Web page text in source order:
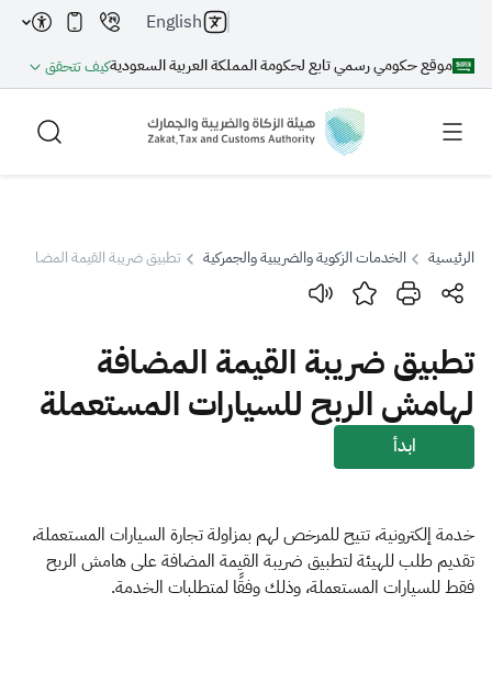
موقع حكومي رسمي تابع لحكومة المملكة العربية السعوديةكيف تتحقق
English
بحث
بحث بحث AI
اقتراحات
الإقرار الضريبي
التصرفات العقارية
الرئيسية الخدمات الزكوية والضريبية والجمركية تطبيق ضريبة القيمة المضافة
تطبيق ضريبة القيمة المضافة
لهامش الربح للسيارات المستعملة
ابدأ
خدمة إلكترونية، تتيح للمرخص لهم بمزاولة تجارة السيارات المستعملة،
تقديم طلب للهيئة لتطبيق ضريبة القيمة المضافة على هامش الربح
فقط للسيارات المستعملة، وذلك وفقًا لمتطلبات الخدمة.